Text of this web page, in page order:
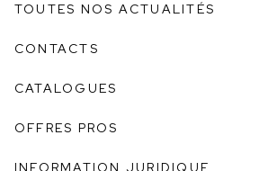
TOUTES NOS ACTUALITÉS
CONTACTS
CATALOGUES
OFFRES PROS
INFORMATION JURIDIQUE